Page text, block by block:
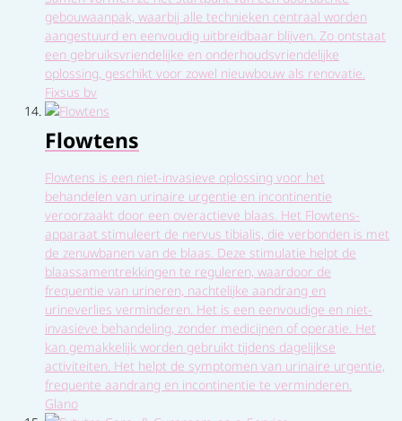
gebouwaanpak, waarbij alle technieken centraal worden
aangestuurd en eenvoudig uitbreidbaar blijven. Zo ontstaat
een gebruiksvriendelijke en onderhoudsvriendelijke
oplossing, geschikt voor zowel nieuwbouw als renovatie.
Fixsus bv
Flowtens
Flowtens is een niet-invasieve oplossing voor het
behandelen van urinaire urgentie en incontinentie
veroorzaakt door een overactieve blaas. Het Flowtens-
apparaat stimuleert de nervus tibialis, die verbonden is met
de zenuwbanen van de blaas. Deze stimulatie helpt de
blaassamentrekkingen te reguleren, waardoor de
frequentie van urineren, nachtelijke aandrang en
urineverlies verminderen. Het is een eenvoudige en niet-
invasieve behandeling, zonder medicijnen of operatie. Het
kan gemakkelijk worden gebruikt tijdens dagelijkse
activiteiten. Het helpt de symptomen van urinaire urgentie,
frequente aandrang en incontinentie te verminderen.
Glano